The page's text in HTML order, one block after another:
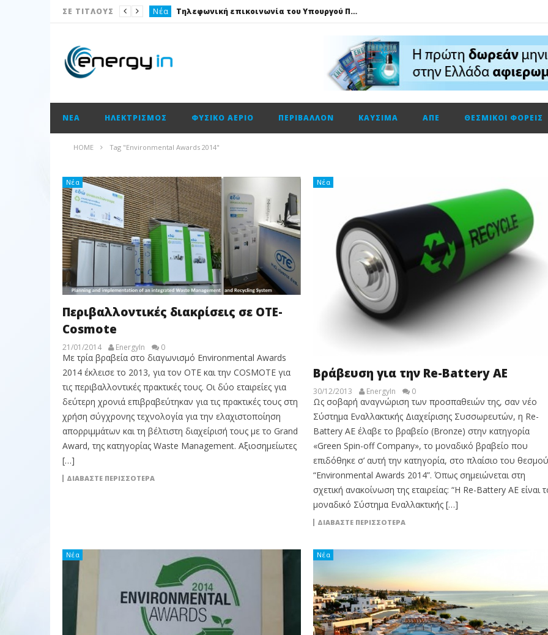
ΣΕ ΤΙΤΛΟΥΣ Νέα Τηλεφωνική επικοινωνία του Υπουργού Περιβάλλοντος και Ενέργειας, κ. Σταύρου Παπασταύρου με τον Ισραηλινό ομόλογό του, κ. Eli Cohen
Ηλεκτρισμός GSI: Η είσοδος της Meridiam αλλάζει τα δεδομένα για τη διασύνδεση Ελλάδας – Κύπρου
Ο Όμιλος AKTOR εξαγοράζει το 75% των εταιρειών ΗΛΕΚΤΩΡ και THALIS στο πλαίσιο στρατηγικής συνεργασίας με τον Όμιλο ΜΟΤΟΡ ΟΪΛ
Ισολογισμοί Metlen: Σε επίπεδο ρεκόρ τα EBITDA το εξάμηνο, στα 550 εκατ. ευρώ – Κέρδη 2,18 ευρώ ανά μετοχή
ΑΠΕ
Νέα
Νέα Τηλεφωνική επικοινωνία του Υπουργού Περιβάλλοντος και Ενέργειας, κ. Σταύρου Παπασταύρου με τον Ισραηλινό ομόλογό του, κ. Eli Cohen
ΝΈΑ ΗΛΕΚΤΡΙΣΜΌΣ ΦΥΣΙΚΌ ΑΈΡΙΟ ΠΕΡΙΒΆΛΛΟΝ ΚΑΎΣΙΜΑ ΑΠΕ ΘΕΣΜΙΚΟΊ ΦΟΡΕΊΣ
HOME Tag "Environmental Awards 2014"
Νέα
Περιβαλλοντικές διακρίσεις σε ΟΤΕ-
Cosmote
21/01/2014 EnergyIn 0
Με τρία βραβεία στο διαγωνισμό Environmental Awards
2014 έκλεισε το 2013, για τον ΟΤΕ και την COSMOTE για
τις περιβαλλοντικές πρακτικές τους. Οι δύο εταιρείες για
δεύτερη χρονιά επιβραβεύτηκαν για τις πρακτικές τους στη
χρήση σύγχρονης τεχνολογία για την ελαχιστοποίηση
απορριμμάτων και τη βέλτιστη διαχείρισή τους με το Grand
Award, της κατηγορίας Waste Management. Αξιοσημείωτες
[…]
ΔΙΑΒΆΣΤΕ ΠΕΡΙΣΣΌΤΕΡΑ
Νέα
Bράβευση για την Re-Battery AE
30/12/2013 EnergyIn 0
Ως σοβαρή αναγνώριση των προσπαθειών της, σαν νέο
Σύστημα Εναλλακτικής Διαχείρισης Συσσωρευτών, η Re-
Battery AE έλαβε το βραβείο (Bronze) στην κατηγορία
«Green Spin-off Company», το μοναδικό βραβείο που
επιδόθηκε σ’ αυτή την κατηγορία, στο πλαίσιο του θεσμού
“Environmental Awards 2014”. Όπως σημειώνεται στη
σχετική ανακοίνωση της εταιρείας: “Η Re-Battery AE είναι
μοναδικό Σύστημα Εναλλακτικής […]
ΔΙΑΒΆΣΤΕ ΠΕΡΙΣΣΌΤΕΡΑ
Νέα Νέα